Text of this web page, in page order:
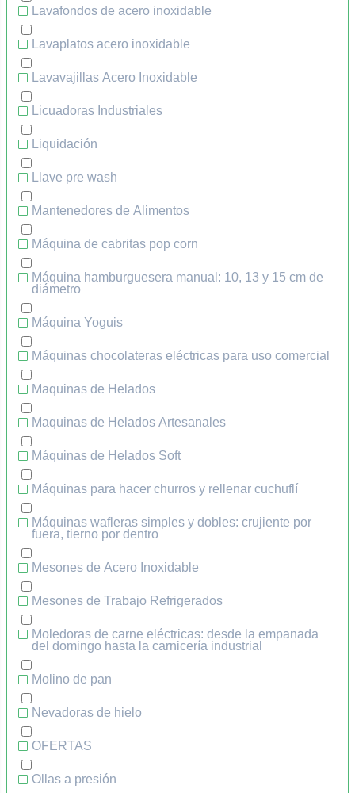
Lavafondos de acero inoxidable
Lavaplatos acero inoxidable
Lavavajillas Acero Inoxidable
Licuadoras Industriales
Liquidación
Llave pre wash
Mantenedores de Alimentos
Máquina de cabritas pop corn
Máquina hamburguesera manual: 10, 13 y 15 cm de
diámetro
Máquina Yoguis
Máquinas chocolateras eléctricas para uso comercial
Maquinas de Helados
Maquinas de Helados Artesanales
Máquinas de Helados Soft
Máquinas para hacer churros y rellenar cuchuflí
Máquinas wafleras simples y dobles: crujiente por
fuera, tierno por dentro
Mesones de Acero Inoxidable
Mesones de Trabajo Refrigerados
Moledoras de carne eléctricas: desde la empanada
del domingo hasta la carnicería industrial
Molino de pan
Nevadoras de hielo
OFERTAS
Ollas a presión